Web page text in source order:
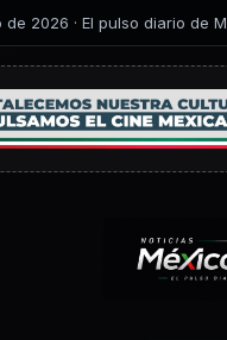
2026 · El pulso diario de